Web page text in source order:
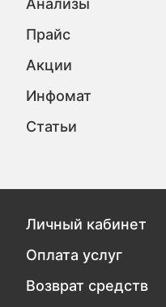
Прайс
Акции
Инфомат
Статьи
Личный кабинет
Оплата услуг
Возврат средств